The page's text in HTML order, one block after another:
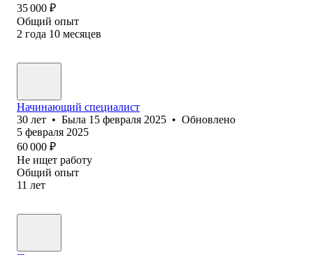
35 000 ₽
Общий опыт
2 года 10 месяцев
Начинающий специалист
30 лет • Была 15 февраля 2025 • Обновлено
5 февраля 2025
60 000 ₽
Не ищет работу
Общий опыт
11 лет